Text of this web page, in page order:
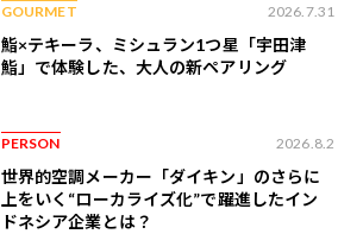
GOURMET 2026.7.31
鮨×テキーラ、ミシュラン1つ星「宇田津
鮨」で体験した、大人の新ペアリング
PERSON 2026.8.2
世界的空調メーカー「ダイキン」のさらに
上をいく“ローカライズ化”で躍進したイン
ドネシア企業とは？